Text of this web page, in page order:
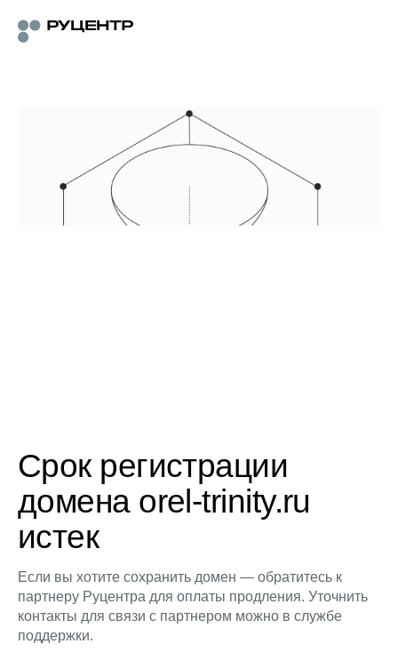
Срок регистрации
домена orel-trinity.ru
истек
Если вы хотите сохранить домен — обратитесь к
партнеру Руцентра для оплаты продления. Уточнить
контакты для связи с партнером можно в службе
поддержки.